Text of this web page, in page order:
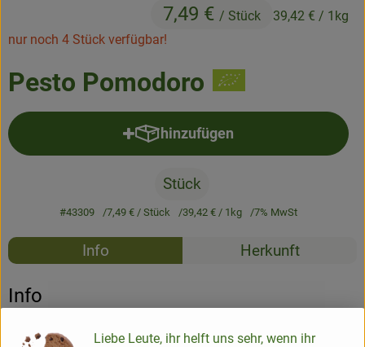
Über Grünland
Service
Blog
Pesto Pomodoro
7,49 € / Stück 39,42 € / 1kg
nur noch 4 Stück verfügbar!
hinzufügen
Produkt zum Warenkorb
Stück
#43309 7,49 € / Stück 39,42 € / 1kg 7% MwSt
Rezepte
Info Herkunft
Info
Liebe Leute, ihr helft uns sehr, wenn ihr